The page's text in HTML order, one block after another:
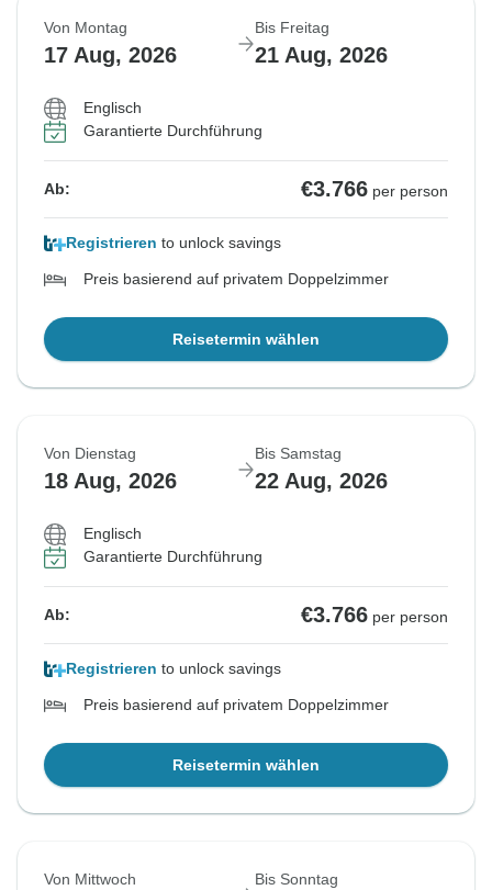
Von Montag
17 Aug, 2026
Bis Freitag
21 Aug, 2026
Englisch
Garantierte Durchführung
Ab: €3.766 per person
Registrieren to unlock savings
Preis basierend auf privatem Doppelzimmer
Reisetermin wählen
Von Dienstag
18 Aug, 2026
Bis Samstag
22 Aug, 2026
Englisch
Garantierte Durchführung
Ab: €3.766 per person
Registrieren to unlock savings
Preis basierend auf privatem Doppelzimmer
Reisetermin wählen
Von Mittwoch Bis Sonntag